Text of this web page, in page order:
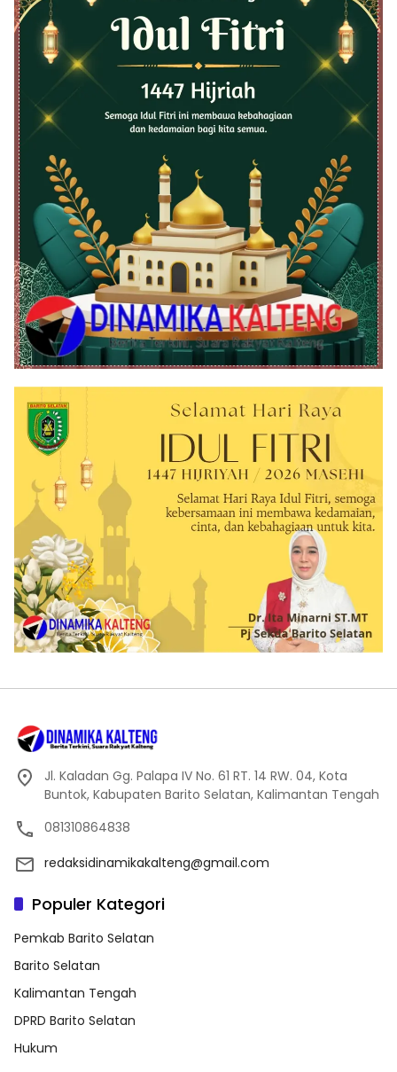
Jl. Kaladan Gg. Palapa IV No. 61 RT. 14 RW. 04, Kota
Buntok, Kabupaten Barito Selatan, Kalimantan Tengah
081310864838
redaksidinamikakalteng@gmail.com
Populer Kategori
Pemkab Barito Selatan
Barito Selatan
Kalimantan Tengah
DPRD Barito Selatan
Hukum